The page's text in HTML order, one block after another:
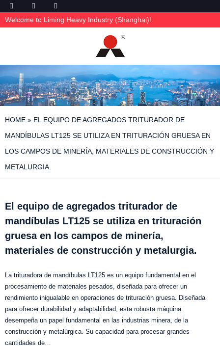
Welcome to Liming Heavy Industry (Shanghai)!
HOME » EL EQUIPO DE AGREGADOS TRITURADOR DE
MANDÍBULAS LT125 SE UTILIZA EN TRITURACIÓN GRUESA EN
LOS CAMPOS DE MINERÍA, MATERIALES DE CONSTRUCCIÓN Y
METALURGIA.
El equipo de agregados triturador de
mandíbulas LT125 se utiliza en trituración
gruesa en los campos de minería,
materiales de construcción y metalurgia.
La trituradora de mandíbulas LT125 es un equipo fundamental en el
procesamiento de materiales pesados, diseñada para ofrecer un
rendimiento inigualable en operaciones de trituración gruesa. Diseñada
para ofrecer durabilidad y adaptabilidad, esta robusta máquina
desempeña un papel fundamental en las industrias minera, de la
construcción y metalúrgica. Su capacidad para procesar grandes
cantidades de…